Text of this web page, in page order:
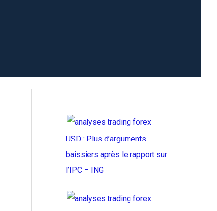
USD : Plus d’arguments
baissiers après le rapport sur
l’IPC – ING